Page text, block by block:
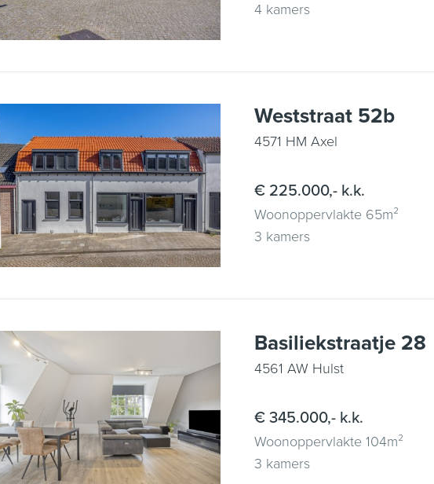
4 kamers
Weststraat 52b
4571 HM Axel
€ 225.000,- k.k.
Woonoppervlakte 65m²
3 kamers
Basiliekstraatje 28
4561 AW Hulst
€ 345.000,- k.k.
Woonoppervlakte 104m²
3 kamers